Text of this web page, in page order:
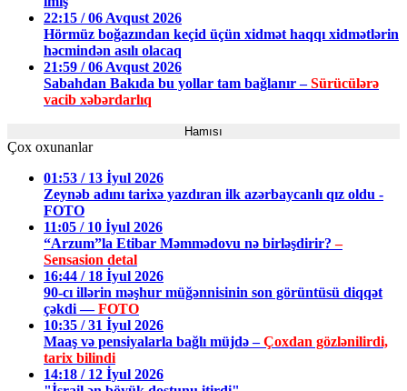
22:15 / 06 Avqust 2026
Hörmüz boğazından keçid üçün xidmət haqqı xidmətlərin
həcmindən asılı olacaq
21:59 / 06 Avqust 2026
Sabahdan Bakıda bu yollar tam bağlanır –Sürücülərə
vacib xəbərdarlıq
Hamısı
Çox oxunanlar
01:53 / 13 İyul 2026
Zeynəb adını tarixə yazdıran ilk azərbaycanlı qız oldu -
FOTO
11:05 / 10 İyul 2026
“Arzum”la Etibar Məmmədovu nə birləşdirir?–
Sensasion detal
16:44 / 18 İyul 2026
90-cı illərin məşhur müğənnisinin son görüntüsü diqqət
çəkdi —FOTO
10:35 / 31 İyul 2026
Maaş və pensiyalarla bağlı müjdə –Çoxdan gözlənilirdi,
tarix bilindi
14:18 / 12 İyul 2026